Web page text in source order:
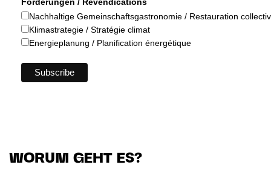
Nachhaltige Gemeinschaftsgastronomie / Restauration
Klimastrategie / Stratégie climat
Energieplanung / Planification énergétique
WORUM GEHT ES?